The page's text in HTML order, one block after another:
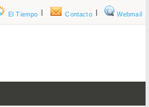
Webmail
|
Contacto
|
El Tiempo